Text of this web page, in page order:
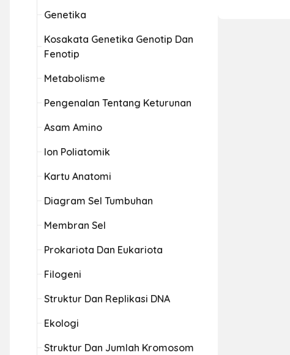
Genetika
Kosakata Genetika Genotip Dan
Fenotip
Metabolisme
Pengenalan Tentang Keturunan
Asam Amino
Ion Poliatomik
Kartu Anatomi
Diagram Sel Tumbuhan
Membran Sel
Prokariota Dan Eukariota
Filogeni
Struktur Dan Replikasi DNA
Ekologi
Struktur Dan Jumlah Kromosom